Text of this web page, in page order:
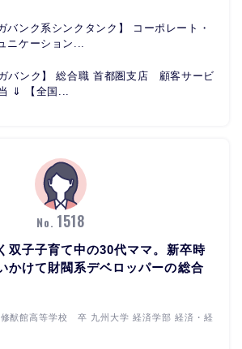
バンク系シンクタンク】 コーポレート・
ニケーション...
ガバンク】 総合職 首都圏支店 顧客サービ
⇓ 【全国...
No. 1518
双子子育て中の30代ママ。新卒時
かけて財閥系デベロッパーの総合
猷館高等学校 卒 九州大学 経済学部 経済・経